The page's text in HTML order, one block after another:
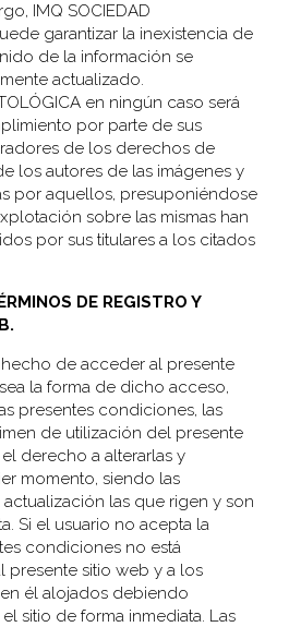
IMQ SOCIEDAD
garantizar la inexistencia de
de la información se
actualizado.
en ningún caso será
por parte de sus
de los derechos de
los autores de las imágenes y
por aquellos, presuponiéndose
sobre las mismas han
por sus titulares a los citados
DE REGISTRO Y
de acceder al presente
la forma de dicho acceso,
presentes condiciones, las
de utilización del presente
el derecho a alterarlas y
momento, siendo las
las que rigen y son
Si el usuario no acepta la
condiciones no está
presente sitio web y a los
él alojados debiendo
sitio de forma inmediata. Las